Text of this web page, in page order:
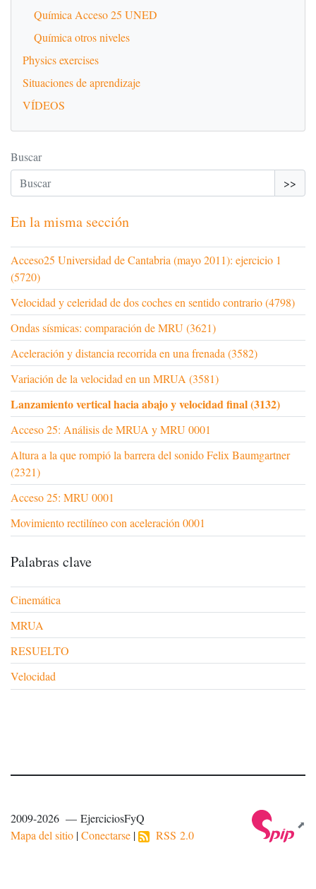
Química Acceso 25 UNED
Química otros niveles
Physics exercises
Situaciones de aprendizaje
VÍDEOS
Buscar
>>
En la misma sección
Acceso25 Universidad de Cantabria (mayo 2011): ejercicio 1
(5720)
Velocidad y celeridad de dos coches en sentido contrario (4798)
Ondas sísmicas: comparación de MRU (3621)
Aceleración y distancia recorrida en una frenada (3582)
Variación de la velocidad en un MRUA (3581)
Lanzamiento vertical hacia abajo y velocidad final (3132)
Acceso 25: Análisis de MRUA y MRU 0001
Altura a la que rompió la barrera del sonido Felix Baumgartner
(2321)
Acceso 25: MRU 0001
Movimiento rectilíneo con aceleración 0001
Palabras clave
Cinemática
MRUA
RESUELTO
Velocidad
2009-2026 — EjerciciosFyQ
Mapa del sitio |Conectarse | RSS 2.0